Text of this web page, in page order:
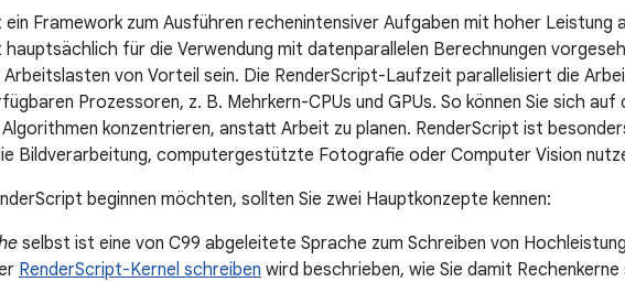
Framework zum Ausführen rechenintensiver Aufgaben mit hoher Leistung
für die Verwendung mit datenparallelen Berechnungen
von Vorteil sein. Die RenderScript-Laufzeit parallelisiert die
Prozessoren, z. B. Mehrkern-CPUs und GPUs. So können Sie sich auf
konzentrieren, anstatt Arbeit zu planen. RenderScript ist
Bildverarbeitung, computergestützte Fotografie oder Computer Vision
beginnen möchten, sollten Sie zwei Hauptkonzepte kennen:
selbst ist eine von C99 abgeleitete Sprache zum Schreiben von
RenderScript-Kernel schreiben wird beschrieben, wie Sie damit Rechenkerne